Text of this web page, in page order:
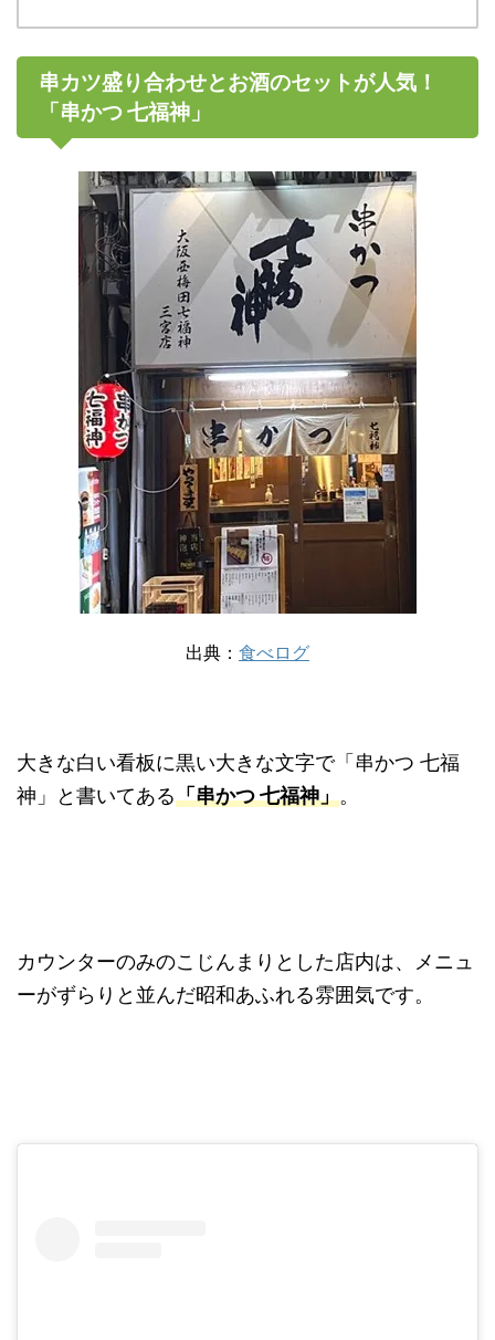
串カツ盛り合わせとお酒のセットが人気！
「串かつ 七福神」
出典： 食べログ
大きな白い看板に黒い大きな文字で「串かつ 七福
神」と書いてある「串かつ 七福神」。
カウンターのみのこじんまりとした店内は、メニュ
ーがずらりと並んだ昭和あふれる雰囲気です。